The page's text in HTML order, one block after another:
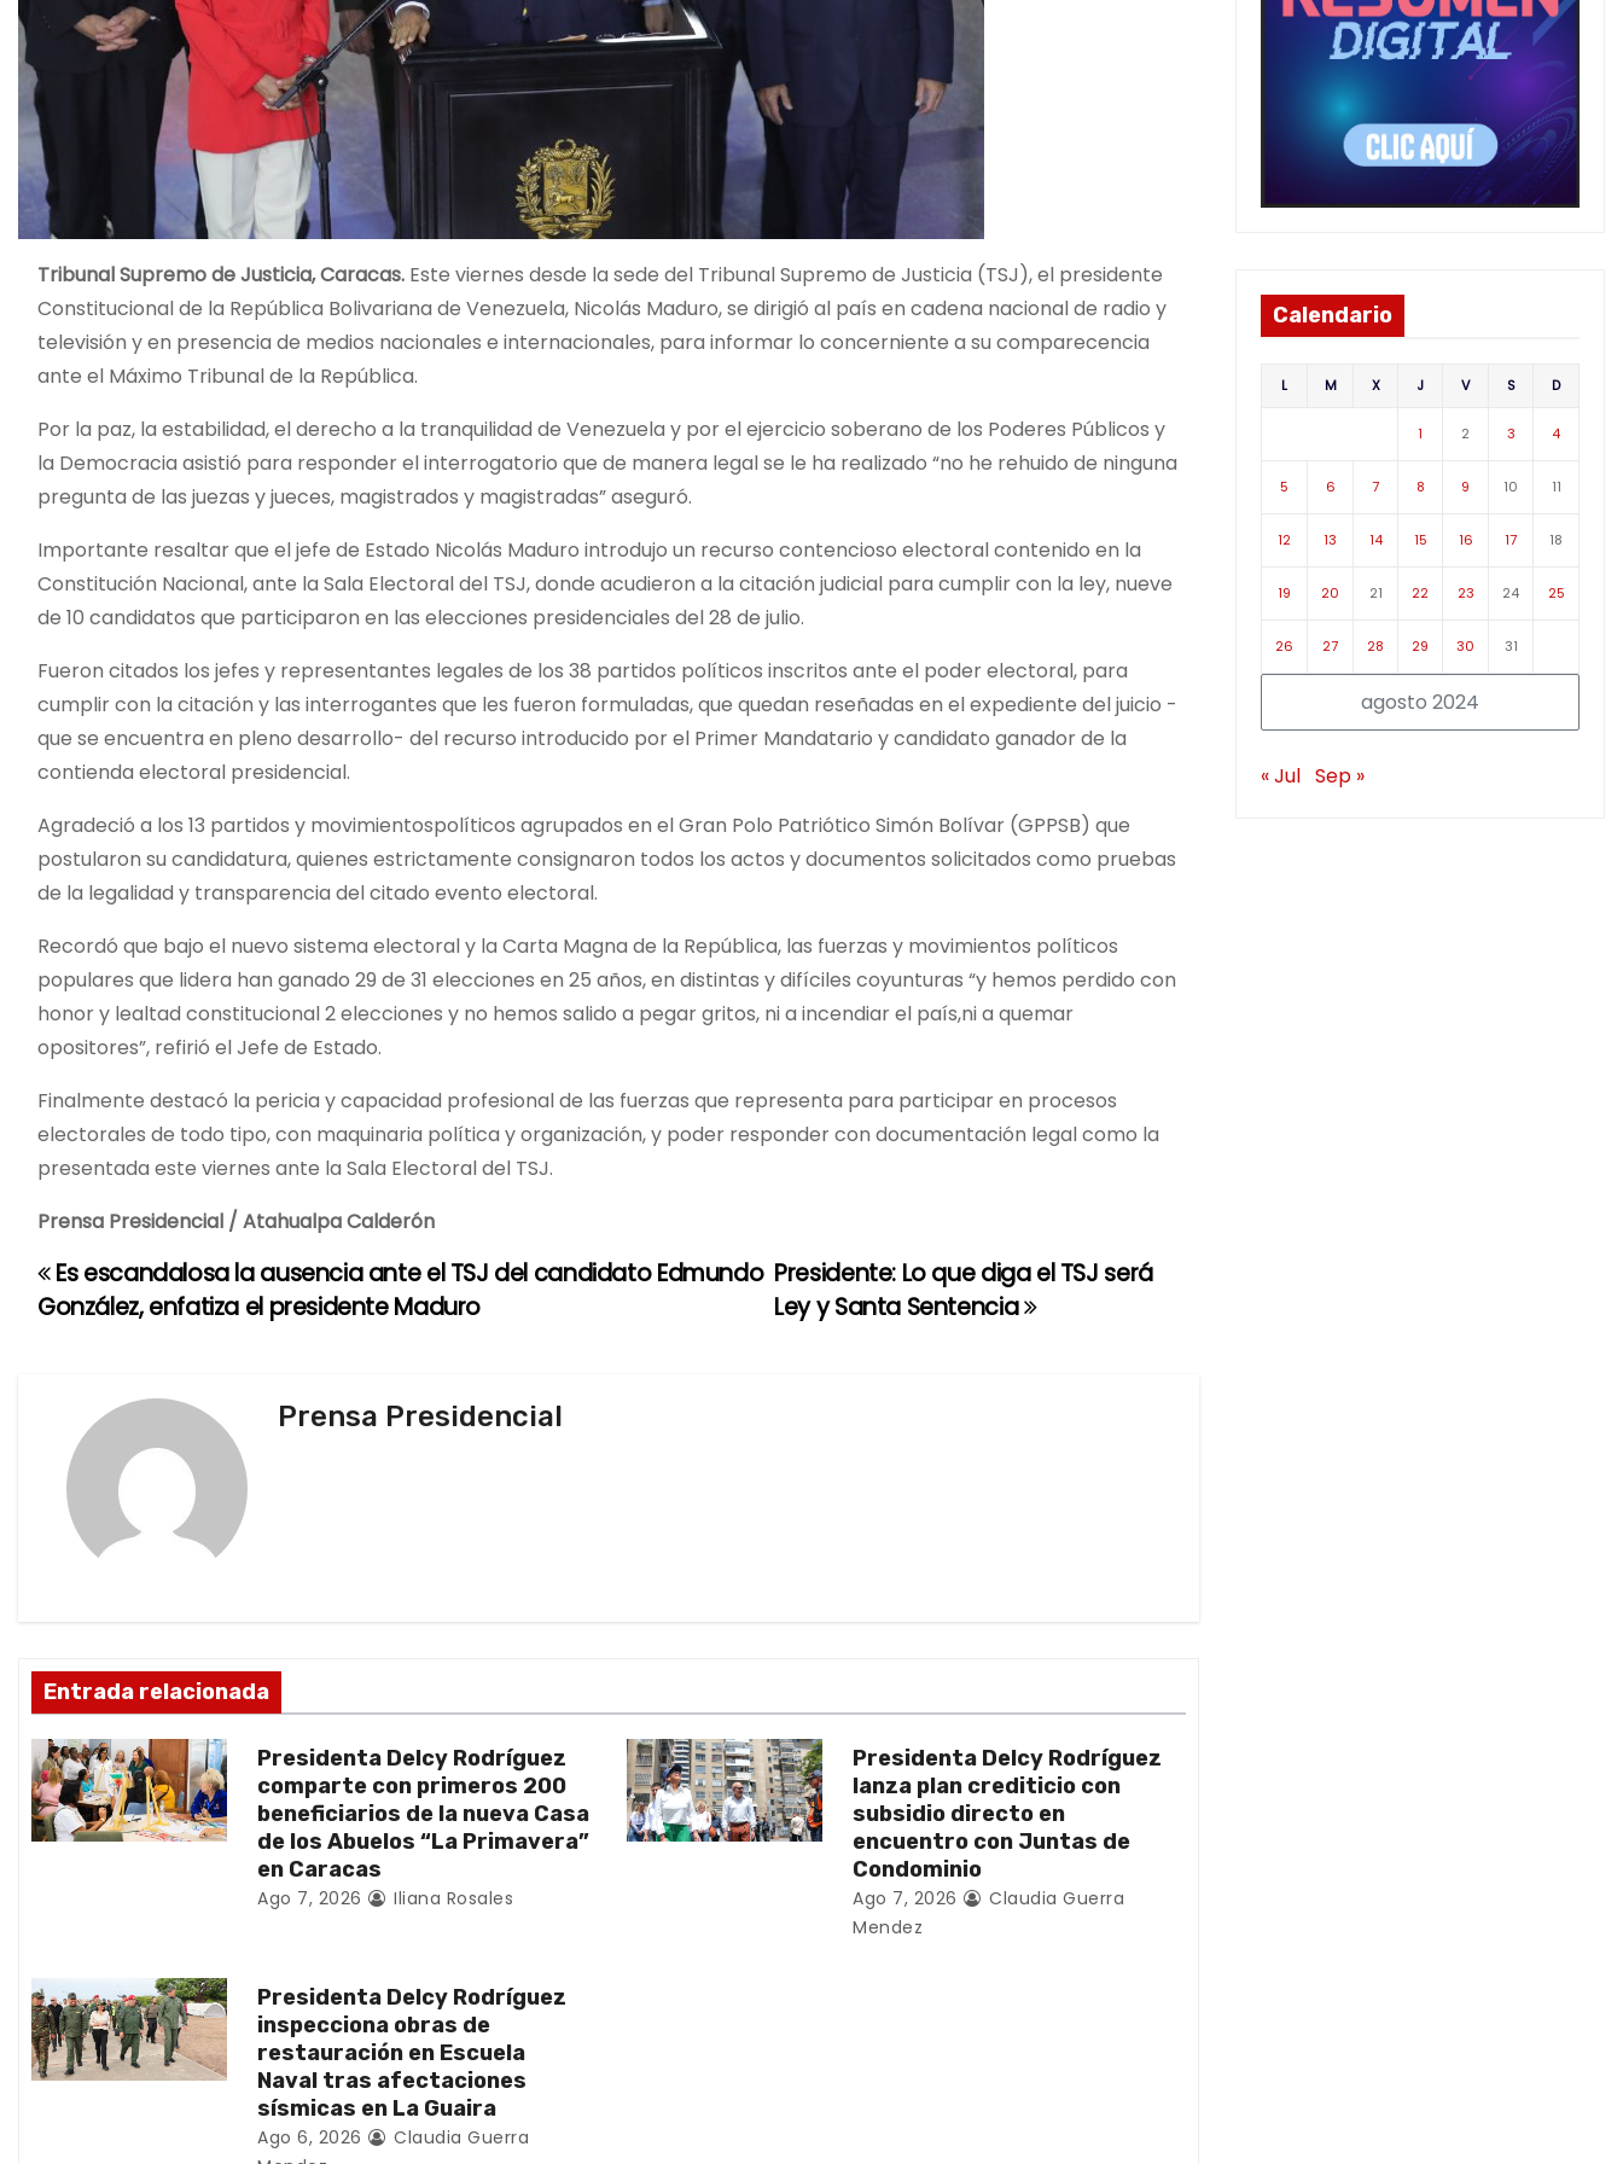
Tribunal Supremo de Justicia, Caracas. Este viernes desde la sede del Tribunal Supremo de Justicia (TSJ), el presidente
Constitucional de la República Bolivariana de Venezuela, Nicolás Maduro, se dirigió al país en cadena nacional de radio y
televisión y en presencia de medios nacionales e internacionales, para informar lo concerniente a su comparecencia
ante el Máximo Tribunal de la República.
Por la paz, la estabilidad, el derecho a la tranquilidad de Venezuela y por el ejercicio soberano de los Poderes Públicos y
la Democracia asistió para responder el interrogatorio que de manera legal se le ha realizado “no he rehuido de ninguna
pregunta de las juezas y jueces, magistrados y magistradas” aseguró.
Importante resaltar que el jefe de Estado Nicolás Maduro introdujo un recurso contencioso electoral contenido en la
Constitución Nacional, ante la Sala Electoral del TSJ, donde acudieron a la citación judicial para cumplir con la ley, nueve
de 10 candidatos que participaron en las elecciones presidenciales del 28 de julio.
Fueron citados los jefes y representantes legales de los 38 partidos políticos inscritos ante el poder electoral, para
cumplir con la citación y las interrogantes que les fueron formuladas, que quedan reseñadas en el expediente del juicio -
que se encuentra en pleno desarrollo- del recurso introducido por el Primer Mandatario y candidato ganador de la
contienda electoral presidencial.
Agradeció a los 13 partidos y movimientospolíticos agrupados en el Gran Polo Patriótico Simón Bolívar (GPPSB) que
postularon su candidatura, quienes estrictamente consignaron todos los actos y documentos solicitados como pruebas
de la legalidad y transparencia del citado evento electoral.
Recordó que bajo el nuevo sistema electoral y la Carta Magna de la República, las fuerzas y movimientos políticos
populares que lidera han ganado 29 de 31 elecciones en 25 años, en distintas y difíciles coyunturas “y hemos perdido con
honor y lealtad constitucional 2 elecciones y no hemos salido a pegar gritos, ni a incendiar el país,ni a quemar
opositores”, refirió el Jefe de Estado.
Finalmente destacó la pericia y capacidad profesional de las fuerzas que representa para participar en procesos
electorales de todo tipo, con maquinaria política y organización, y poder responder con documentación legal como la
presentada este viernes ante la Sala Electoral del TSJ.
Prensa Presidencial / Atahualpa Calderón
N
ó
n
d
e
t
r
a
Presidente: Lo que diga el TSJ será
Ley y Santa Sentencia
Es escandalosa la ausencia ante el TSJ del candidato Edmundo
González, enfatiza el presidente Maduro
Prensa Presidencial
Entrada relacionada
Presidenta Delcy Rodríguez
comparte con primeros 200
beneficiarios de la nueva Casa
de los Abuelos “La Primavera”
en Caracas
Ago 7, 2026 Iliana Rosales
Presidenta Delcy Rodríguez
lanza plan crediticio con
subsidio directo en
encuentro con Juntas de
Condominio
Ago 7, 2026
Claudia Guerra
Mendez
Presidenta Delcy Rodríguez
inspecciona obras de
restauración en Escuela
Naval tras afectaciones
sísmicas en La Guaira
Ago 6, 2026
Claudia Guerra
Calendario
agosto 2024
L M X J V S D
1 2 3 4
5 6 7 8 9 10 11
12 13 14 15 16 17 18
19 20 21 22 23 24 25
26 27 28 29 30 31
« Jul Sep »